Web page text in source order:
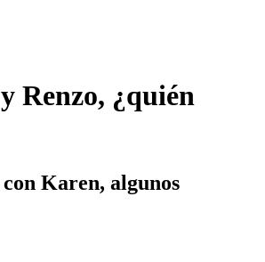
Renzo, ¿quién
Karen, algunos